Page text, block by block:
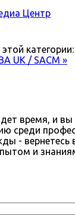
Центр
категории:
UK / SACM »
время, и вы
среди
- вернетесь
и